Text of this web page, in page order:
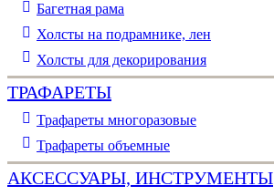
Багетная рама
Холсты на подрамнике, лен
Холсты для декорирования
ТРАФАРЕТЫ
Трафареты многоразовые
Трафареты объемные
АКСЕССУАРЫ, ИНСТРУМЕНТЫ